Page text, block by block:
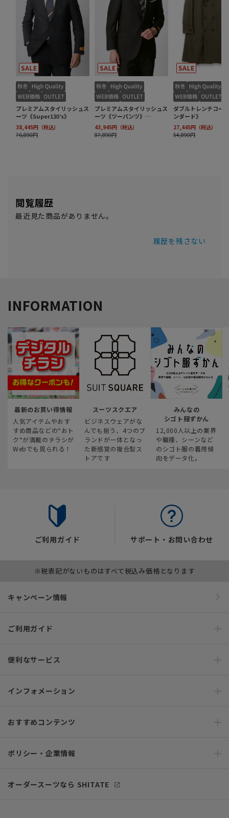
閲覧履歴
最近見た商品がありません。
履歴を残さない
INFORMATION
最新のお買い得情報
人気アイテムやおす
すめ商品などの“おト
ク“が満載のチラシが
Webでも見られる！
スーツスクエア
ビジネスウェアがな
んでも揃う、4つのブ
ランドが一体となっ
た新感覚の複合型ス
トアです
みんなの
シゴト服ずかん
12,000人以上の業界
や職種、シーンなど
のシゴト服の着用傾
向をデータ化。
ご利用ガイド サポート・お問い合わせ
※税表記がないものはすべて税込み価格となります
キャンペーン情報
ご利用ガイド
便利なサービス
インフォメーション
おすすめコンテンツ
ポリシー・企業情報
オーダースーツなら SHITATE